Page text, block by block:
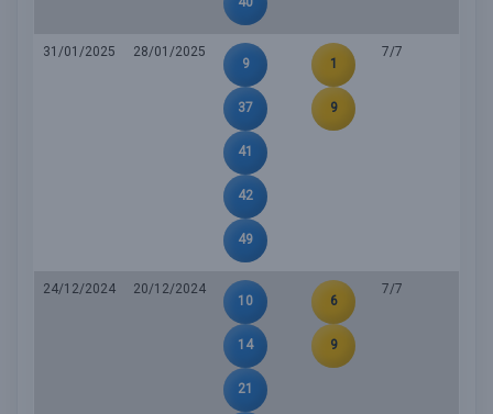
31/01/2025
28/01/2025
9
37
41
42
49
1
9
7/7
24/12/2024
20/12/2024
10
14
21
6
9
7/7